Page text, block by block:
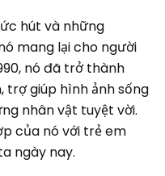
hút và những
mang lại cho người
nó đã trở thành
giúp hình ảnh sống
nhân vật tuyệt vời.
của nó với trẻ em
ngày nay.